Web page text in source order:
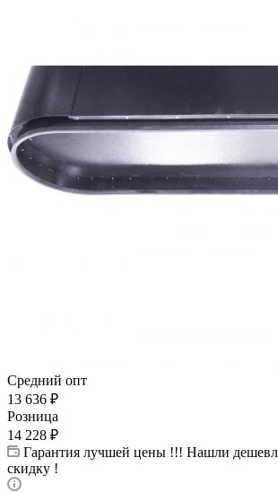
Средний опт
13 636 ₽
Розница
14 228 ₽
Гарантия лучшей цены !!! Нашли
скидку !